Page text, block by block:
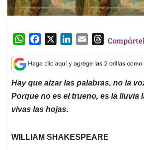
W
a
t
s
A
p
c
e
b
o
o
n
k
e
d
a
i
l
T
r
e
a
d
Hay que alzar las palabras, no la
Porque no es el trueno, es la lluvia
vivas las hojas.
WILLIAM SHAKESPEARE